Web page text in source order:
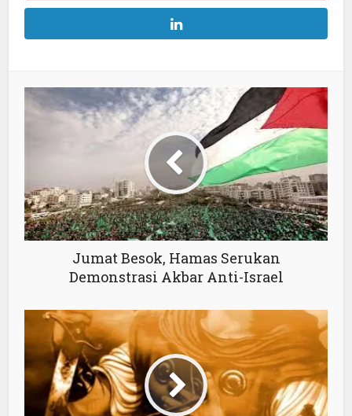
Jumat Besok, Hamas Serukan
Demonstrasi Akbar Anti-Israel